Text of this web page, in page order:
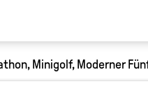
Minigolf, Moderner